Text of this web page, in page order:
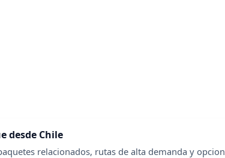
desde Chile
relacionados, rutas de alta demanda y